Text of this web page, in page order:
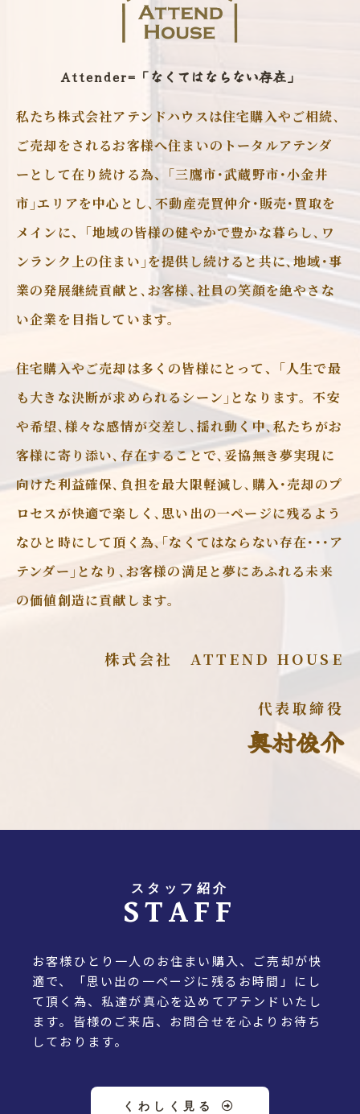
Attender=「なくてはならない存在」
私たち株式会社アテンドハウスは住宅購入やご相続､
ご売却をされるお客様へ住まいのトータルアテンダ
ーとして在り続ける為、｢三鷹市･武蔵野市･小金井
市｣エリアを中心とし､不動産売買仲介･販売･買取を
メインに、｢地域の皆様の健やかで豊かな暮らし､ワ
ンランク上の住まい｣を提供し続けると共に､地域･事
業の発展継続貢献と､お客様､社員の笑顔を絶やさな
い企業を目指しています。
住宅購入やご売却は多くの皆様にとって、｢人生で最
も大きな決断が求められるシーン｣となります。不安
や希望､様々な感情が交差し､揺れ動く中､私たちがお
客様に寄り添い､存在することで､妥協無き夢実現に
向けた利益確保､負担を最大限軽減し､購入･売却のプ
ロセスが快適で楽しく､思い出の一ページに残るよう
なひと時にして頂く為､｢なくてはならない存在･･･ア
テンダー｣となり､お客様の満足と夢にあふれる未来
の価値創造に貢献します。
株式会社 ATTEND HOUSE
代表取締役
奥村俊介
スタッフ紹介
STAFF
お客様ひとり一人のお住まい購入、ご売却が快
適で、「思い出の一ページに残るお時間」にし
て頂く為、私達が真心を込めてアテンドいたし
ます。皆様のご来店、お問合せを心よりお待ち
しております。
くわしく見る